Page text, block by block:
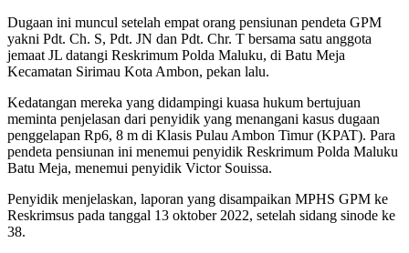
Dugaan ini muncul setelah empat orang pensiunan pendeta GPM
yakni Pdt. Ch. S, Pdt. JN dan Pdt. Chr. T bersama satu anggota
jemaat JL datangi Reskrimum Polda Maluku, di Batu Meja
Kecamatan Sirimau Kota Ambon, pekan lalu.
Kedatangan mereka yang didampingi kuasa hukum bertujuan
meminta penjelasan dari penyidik yang menangani kasus dugaan
penggelapan Rp6, 8 m di Klasis Pulau Ambon Timur (KPAT). Para
pendeta pensiunan ini menemui penyidik Reskrimum Polda Maluku
Batu Meja, menemui penyidik Victor Souissa.
Penyidik menjelaskan, laporan yang disampaikan MPHS GPM ke
Reskrimsus pada tanggal 13 oktober 2022, setelah sidang sinode ke
38.